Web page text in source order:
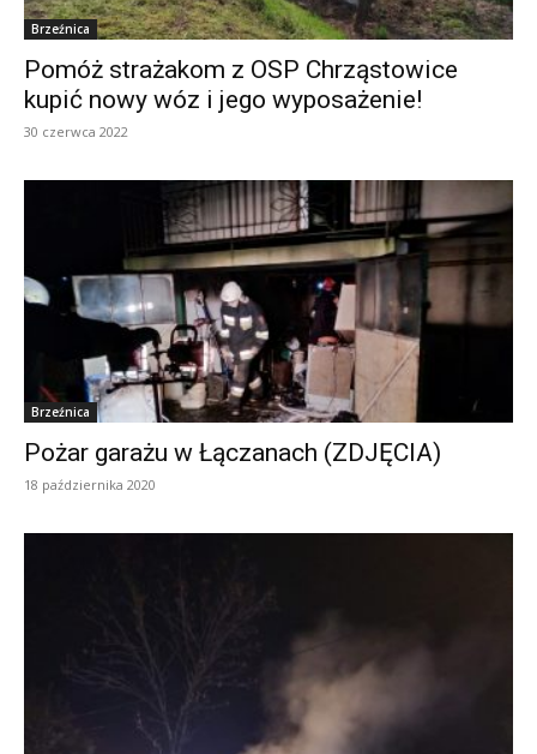
Brzeźnica
Pomóż strażakom z OSP Chrząstowice
kupić nowy wóz i jego wyposażenie!
30 czerwca 2022
Brzeźnica
Pożar garażu w Łączanach (ZDJĘCIA)
18 października 2020